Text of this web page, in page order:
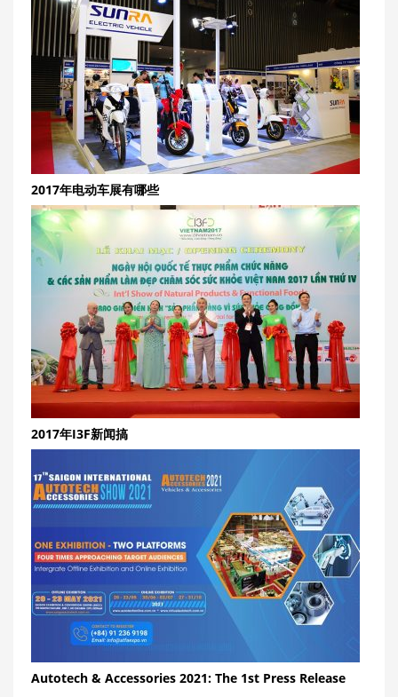
2017年电动车展有哪些
2017年I3F新闻搞
Autotech & Accessories 2021: The 1st Press Release